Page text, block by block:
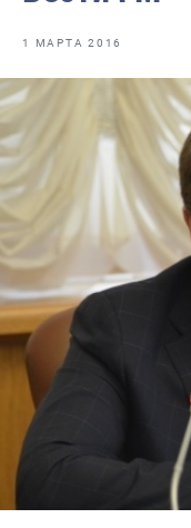
Научно-
Рыбоохрана
Отрасль в цифрах
Инфографика
Большая
Укрепление
События в
1 МАРТА 2016